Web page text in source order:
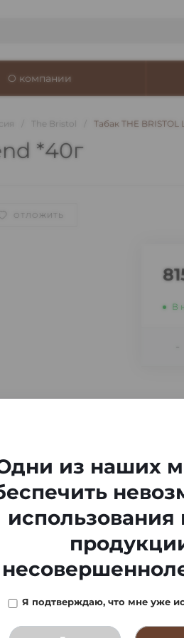
О компании
The Bristol Табак THE
*40г
ОТЛОЖИТЬ
В
-
из наших
Я подтверждаю, что мне уже